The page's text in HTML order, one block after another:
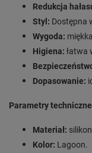
Redukcja
Styl: Dostępna
Wygoda:
Higiena: łatwa
Dopasowanie:
Parametry techniczne
Materiał:
Kolor: Lagoon.